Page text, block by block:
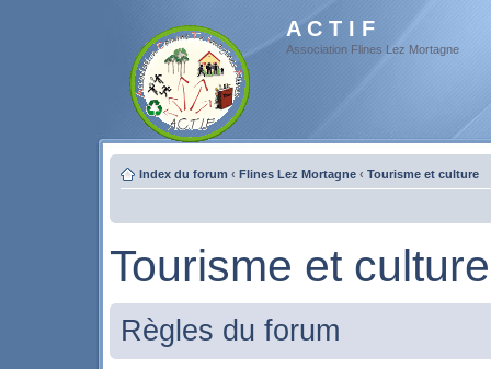
A C T I F
Association Flines Lez Mortagne
Index du forum ‹ Flines Lez Mortagne ‹ Tourisme et culture
Tourisme et culture
Règles du forum